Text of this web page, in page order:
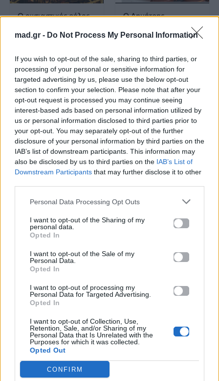
mad.gr - Do Not Process My Personal Information
If you wish to opt-out of the sale, sharing to third parties, or
processing of your personal or sensitive information for
targeted advertising by us, please use the below opt-out
section to confirm your selection. Please note that after your
opt-out request is processed you may continue seeing
interest-based ads based on personal information utilized by
us or personal information disclosed to third parties prior to
your opt-out. You may separately opt-out of the further
disclosure of your personal information by third parties on the
IAB’s list of downstream participants. This information may
also be disclosed by us to third parties on the IAB’s List of
Downstream Participants that may further disclose it to other
Personal Data Processing Opt Outs
I want to opt-out of the Sharing of my
personal data.
Opted In
I want to opt-out of the Sale of my
Personal Data.
Opted In
I want to opt-out of processing my
Personal Data for Targeted Advertising.
Opted In
I want to opt-out of Collection, Use,
Retention, Sale, and/or Sharing of my
Personal Data that Is Unrelated with the
Purposes for which it was collected.
Opted Out
CONFIRM
Ο ουσιαστικός ρόλος
μουσικής στα επίγεια
καζίνο
03.04.2023
Ο Δημήτρης
ετοιμάζει υγιεινές
23.03.2021
MORE STUFF
Πάρε μέρος στο πιο
από την εταιρία
03.02.2021
MORE STUFF
Πάρε μέρος στο πιο
άρωμα από τον οίκο
Γιώργος Λιβάνης:
Backstage στο νέο του
video clip «Να Είσαι
Ευτυχισμένη»!
Ποιες είναι οι
καλύτερες